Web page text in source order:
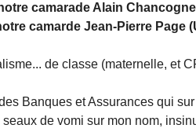
camarade Alain
camarde Jean-Pierre Page
de classe (maternelle, et
Banques et Assurances qui
de vomi sur mon nom,